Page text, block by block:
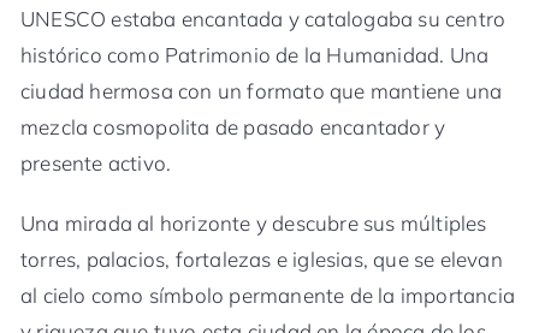
UNESCO estaba encantada y catalogaba su centro
histórico como Patrimonio de la Humanidad. Una
ciudad hermosa con un formato que mantiene una
mezcla cosmopolita de pasado encantador y
presente activo.
Una mirada al horizonte y descubre sus múltiples
torres, palacios, fortalezas e iglesias, que se elevan
al cielo como símbolo permanente de la importancia